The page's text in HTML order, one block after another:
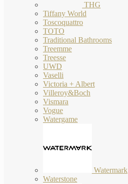
THG
Tiffany World
Toscoquattro
TOTO
Traditional Bathrooms
Treemme
Treesse
UWD
Vaselli
Victoria + Albert
Villeroy&Boch
Vismara
Vogue
Watergame
Watermark
Waterstone